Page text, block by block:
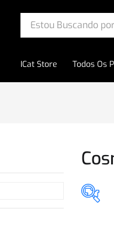
ICat Store Todos Os